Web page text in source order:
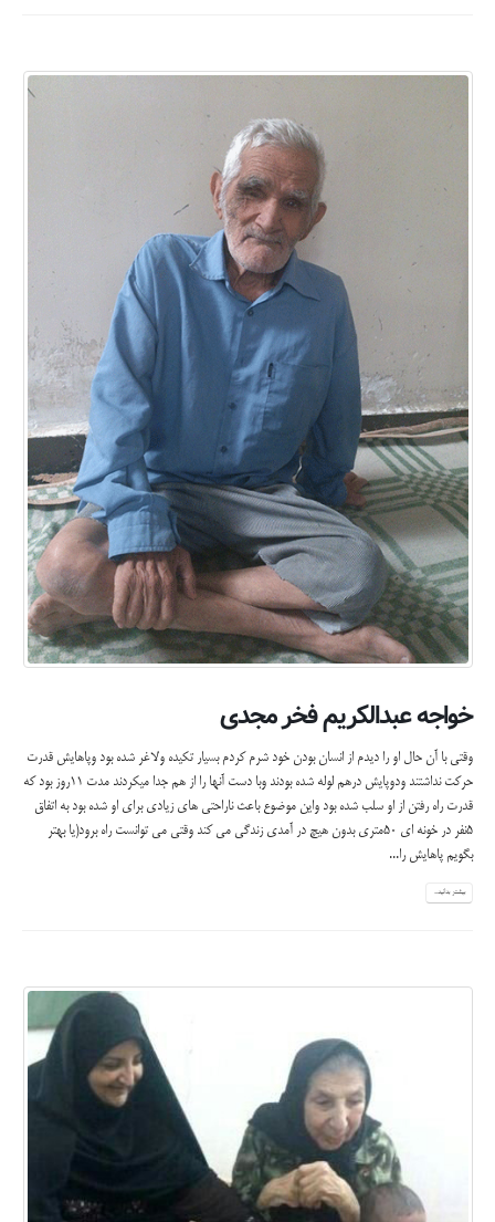
خواجه عبدالکریم فخر مجدی
وقتی با آن حال او را دیدم از انسان بودن خود شرم کردم بسیار تکیده ولاغر شده بود وپاهایش قدرت
حرکت نداشتند ودوپایش درهم لوله شده بودند وبا دست آنها را از هم جدا میکردند مدت 11روز بود که
قدرت راه رفتن از او سلب شده بود واین موضوع باعث ناراحتی های زیادی برای او شده بود به اتفاق
5نفر در خونه ای 50متری بدون هیچ در آمدی زندگی می کند وقتی می توانست راه برود(یا بهتر
بگویم پاهایش را...
بیشتر بدانید...